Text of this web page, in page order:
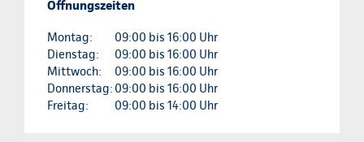
Öffnungszeiten
Montag:
09:00 bis 16:00 Uhr
Dienstag:
09:00 bis 16:00 Uhr
Mittwoch:
09:00 bis 16:00 Uhr
Donnerstag: 09:00 bis 16:00 Uhr
Freitag:
09:00 bis 14:00 Uhr